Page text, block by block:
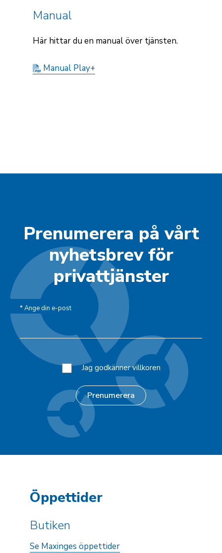
Manual
Här hittar du en manual över tjänsten.
Manual Play+
Prenumerera på vårt
nyhetsbrev för
privattjänster
*Ange din e-post
Jag godkänner villkoren
Öppettider
Butiken
Se Maxinges öppettider